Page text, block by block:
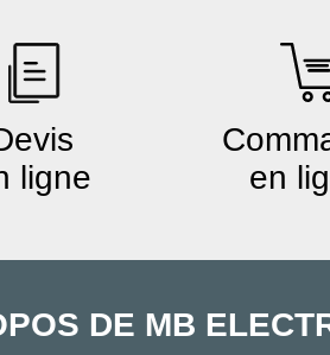
ligne
en
DE MB